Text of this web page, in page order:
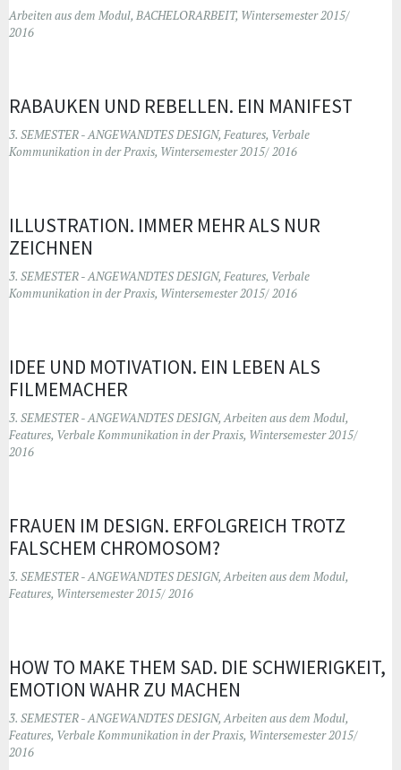
Arbeiten aus dem Modul, BACHELORARBEIT, Wintersemester 2015/
2016
RABAUKEN UND REBELLEN. EIN MANIFEST
3. SEMESTER - ANGEWANDTES DESIGN, Features, Verbale
Kommunikation in der Praxis, Wintersemester 2015/ 2016
ILLUSTRATION. IMMER MEHR ALS NUR
ZEICHNEN
3. SEMESTER - ANGEWANDTES DESIGN, Features, Verbale
Kommunikation in der Praxis, Wintersemester 2015/ 2016
IDEE UND MOTIVATION. EIN LEBEN ALS
FILMEMACHER
3. SEMESTER - ANGEWANDTES DESIGN, Arbeiten aus dem Modul,
Features, Verbale Kommunikation in der Praxis, Wintersemester 2015/
2016
FRAUEN IM DESIGN. ERFOLGREICH TROTZ
FALSCHEM CHROMOSOM?
3. SEMESTER - ANGEWANDTES DESIGN, Arbeiten aus dem Modul,
Features, Wintersemester 2015/ 2016
HOW TO MAKE THEM SAD. DIE SCHWIERIGKEIT,
EMOTION WAHR ZU MACHEN
3. SEMESTER - ANGEWANDTES DESIGN, Arbeiten aus dem Modul,
Features, Verbale Kommunikation in der Praxis, Wintersemester 2015/
2016